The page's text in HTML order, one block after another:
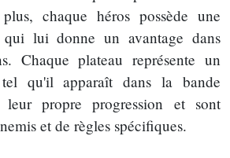
chaque héros possède une
qui lui donne un avantage dans
Chaque plateau représente un
qu'il apparaît dans la bande
propre progression et sont
et de règles spécifiques.